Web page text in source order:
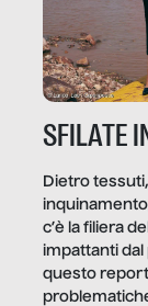
SFILATE
Dietro
c’è la filiera
impattanti dal
questo